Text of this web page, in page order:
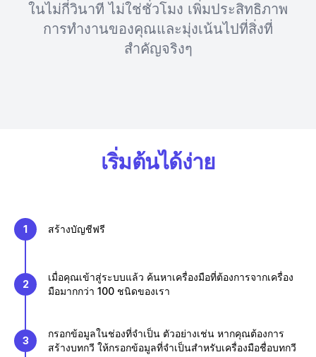
ในไม่กี่วินาที ไม่ใช่ชั่วโมง เพิ่มประสิทธิภาพ
การทำงานของคุณและมุ่งเน้นไปที่สิ่งที่
สำคัญจริงๆ
เริ่มต้นได้ง่าย
1 สร้างบัญชีฟรี
2
เมื่อคุณเข้าสู่ระบบแล้ว ค้นหาเครื่องมือที่ต้องการจากเครื่อง
มือมากกว่า 100 ชนิดของเรา
3
กรอกข้อมูลในช่องที่จำเป็น ตัวอย่างเช่น หากคุณต้องการ
สร้างบทกวี ให้กรอกข้อมูลที่จำเป็นสำหรับเครื่องมือชื่อบทกวี